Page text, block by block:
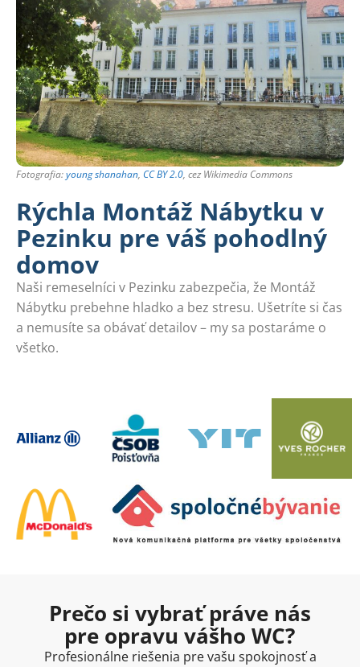
Fotografia:young shanahan, CC BY 2.0, cez Wikimedia Commons
Rýchla Montáž Nábytku v
Pezinku pre váš pohodlný
domov
Naši remeselníci v Pezinku zabezpečia, že Montáž
Nábytku prebehne hladko a bez stresu. Ušetríte si čas
a nemusíte sa obávať detailov – my sa postaráme o
všetko.
Prečo si vybrať práve nás
pre opravu vášho WC?
Profesionálne riešenia pre vašu spokojnosť a